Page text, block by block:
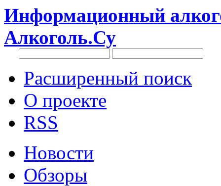
Информационный
Алкоголь.Су
Расширенный поиск
О проекте
RSS
Новости
Обзоры